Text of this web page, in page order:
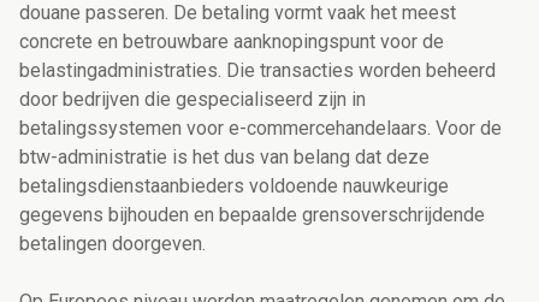
douane passeren. De betaling vormt vaak het meest
concrete en betrouwbare aanknopingspunt voor de
belastingadministraties. Die transacties worden beheerd
door bedrijven die gespecialiseerd zijn in
betalingssystemen voor e-commercehandelaars. Voor de
btw-administratie is het dus van belang dat deze
betalingsdienstaanbieders voldoende nauwkeurige
gegevens bijhouden en bepaalde grensoverschrijdende
betalingen doorgeven.